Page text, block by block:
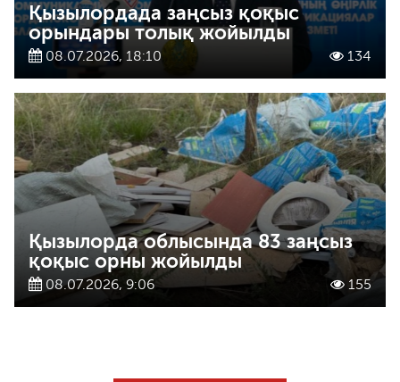
Қызылордада заңсыз қоқыс
орындары толық жойылды
08.07.2026, 18:10 134
Қызылорда облысында 83 заңсыз
қоқыс орны жойылды
08.07.2026, 9:06 155